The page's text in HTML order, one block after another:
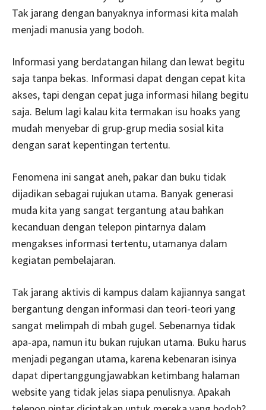
Tak jarang dengan banyaknya informasi kita malah
menjadi manusia yang bodoh.
Informasi yang berdatangan hilang dan lewat begitu
saja tanpa bekas. Informasi dapat dengan cepat kita
akses, tapi dengan cepat juga informasi hilang begitu
saja. Belum lagi kalau kita termakan isu hoaks yang
mudah menyebar di grup-grup media sosial kita
dengan sarat kepentingan tertentu.
Fenomena ini sangat aneh, pakar dan buku tidak
dijadikan sebagai rujukan utama. Banyak generasi
muda kita yang sangat tergantung atau bahkan
kecanduan dengan telepon pintarnya dalam
mengakses informasi tertentu, utamanya dalam
kegiatan pembelajaran.
Tak jarang aktivis di kampus dalam kajiannya sangat
bergantung dengan informasi dan teori-teori yang
sangat melimpah di mbah gugel. Sebenarnya tidak
apa-apa, namun itu bukan rujukan utama. Buku harus
menjadi pegangan utama, karena kebenaran isinya
dapat dipertanggungjawabkan ketimbang halaman
website yang tidak jelas siapa penulisnya. Apakah